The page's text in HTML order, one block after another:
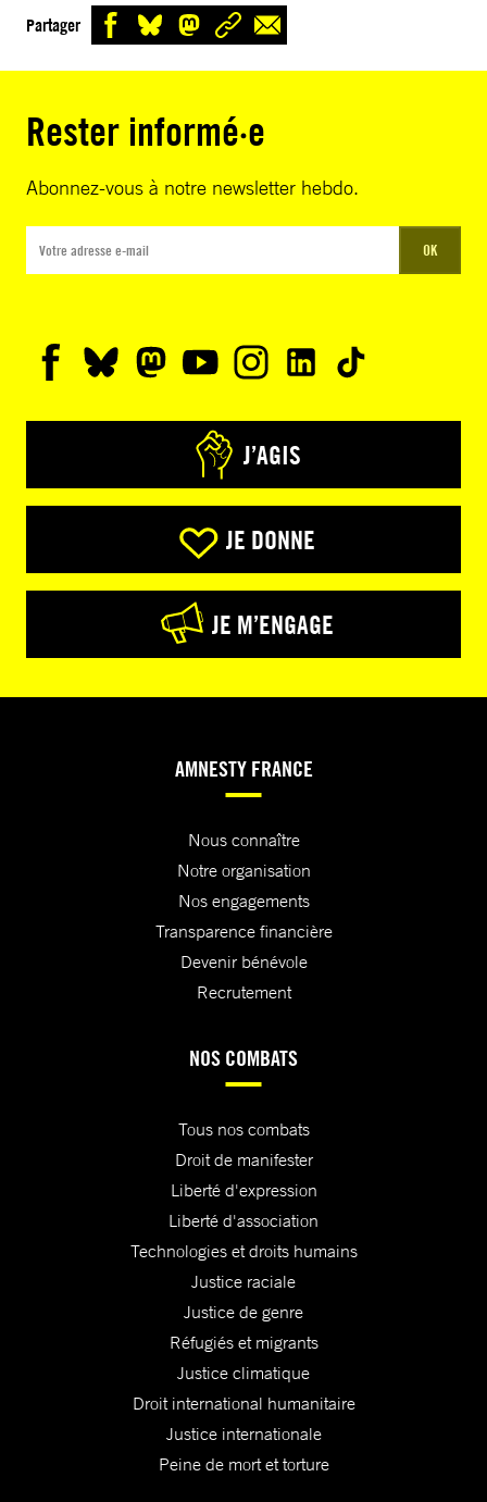
Partager
Rester informé·e
Abonnez-vous à notre newsletter hebdo.
OK
J’AGIS
JE DONNE
JE M’ENGAGE
AMNESTY FRANCE
Nous connaître
Notre organisation
Nos engagements
Transparence financière
Devenir bénévole
Recrutement
NOS COMBATS
Tous nos combats
Droit de manifester
Liberté d'expression
Liberté d'association
Technologies et droits humains
Justice raciale
Justice de genre
Réfugiés et migrants
Justice climatique
Droit international humanitaire
Justice internationale
Peine de mort et torture